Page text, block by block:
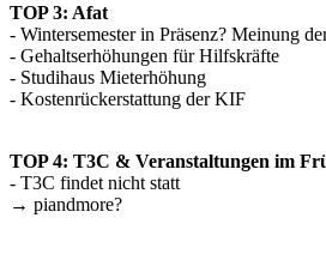
TOP 3: Afat
- Wintersemester in Präsenz? Meinung
- Gehaltserhöhungen für Hilfskräfte
- Studihaus Mieterhöhung
- Kostenrückerstattung der KIF
TOP 4: T3C & Veranstaltungen im
- T3C findet nicht statt
→ piandmore?